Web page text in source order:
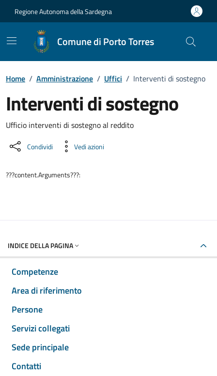
Regione Autonoma della Sardegna
Comune di Porto Torres
Home / Amministrazione / Uffici / Interventi di sostegno
Interventi di sostegno
Dettaglio dell'unità
Ufficio interventi di sostegno al reddito
Condividi Vedi azioni
???content.Arguments???:
INDICE DELLA PAGINA
Competenze
Area di riferimento
Persone
Servizi collegati
Sede principale
Contatti